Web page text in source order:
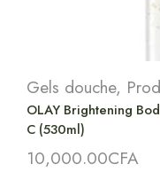
Gels douche,
OLAY Brightening
C (530ml)
10,000.00CFA